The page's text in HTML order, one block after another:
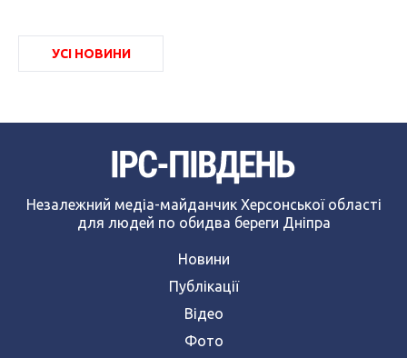
УСІ НОВИНИ
Незалежний медіа-майданчик Херсонської області
для людей по обидва береги Дніпра
Новини
Публікації
Відео
Фото